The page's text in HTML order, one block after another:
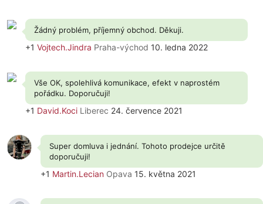
Žádný problém, příjemný obchod. Děkuji.
+1 Vojtech.Jindra Praha-východ 10. ledna 2022
Vše OK, spolehlivá komunikace, efekt v naprostém
pořádku. Doporučuji!
+1 David.Koci Liberec 24. července 2021
Super domluva i jednání. Tohoto prodejce určitě
doporučuji!
+1 Martin.Lecian Opava 15. května 2021